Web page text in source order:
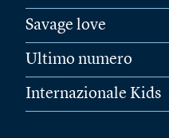
Savage love
Ultimo numero
Internazionale Kids